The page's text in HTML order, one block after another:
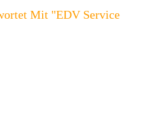
Mit "EDV Service